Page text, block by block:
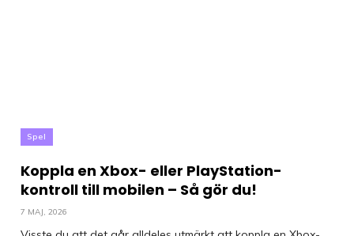
Spel
Koppla en Xbox- eller PlayStation-
kontroll till mobilen – Så gör du!
7 MAJ, 2026